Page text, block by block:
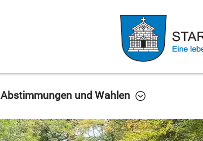
Abstimmungen und Wahlen